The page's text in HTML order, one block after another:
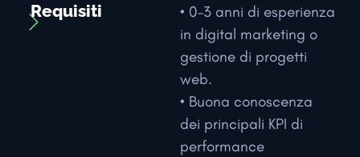
Requisiti
• 0–3 anni di esperienza
in digital marketing o
gestione di progetti
web.
• Buona conoscenza
dei principali KPI di
performance